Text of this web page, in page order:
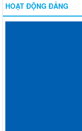
HOẠT ĐỘNG ĐẢNG